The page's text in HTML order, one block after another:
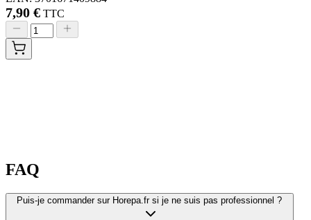
7,90 € TTC
FAQ
Puis-je commander sur Horepa.fr si je ne suis pas professionnel ?